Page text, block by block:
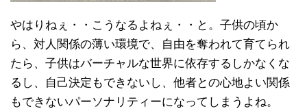
やはりねぇ・・こうなるよねぇ・・と。子供の頃か
ら、対人関係の薄い環境で、自由を奪われて育てられ
たら、子供はバーチャルな世界に依存するしかなくな
るし、自己決定もできないし、他者との心地よい関係
もできないパーソナリティーになってしまうよね。